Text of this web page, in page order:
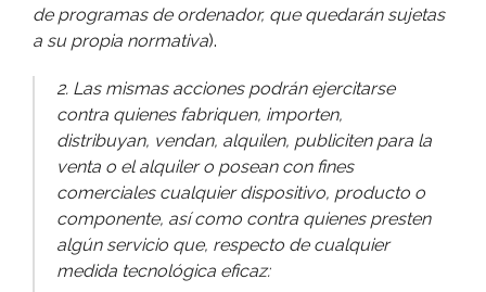
de programas de ordenador, que quedarán sujetas
a su propia normativa).
2. Las mismas acciones podrán ejercitarse
contra quienes fabriquen, importen,
distribuyan, vendan, alquilen, publiciten para la
venta o el alquiler o posean con fines
comerciales cualquier dispositivo, producto o
componente, así­ como contra quienes presten
algún servicio que, respecto de cualquier
medida tecnológica eficaz: